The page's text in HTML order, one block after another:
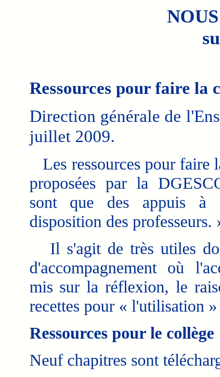
Ressources pour faire la
Direction générale de
juillet 2009.
Les ressources pour faire
proposées par la
sont que des appuis à
disposition des professeurs.
Il s'agit de très utiles
d'accompagnement où
mis sur la réflexion, le
recettes pour « l'utilisation
Ressources pour le collège
Neuf chapitres sont